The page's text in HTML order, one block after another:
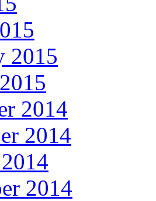
2015
2014
2014
2014